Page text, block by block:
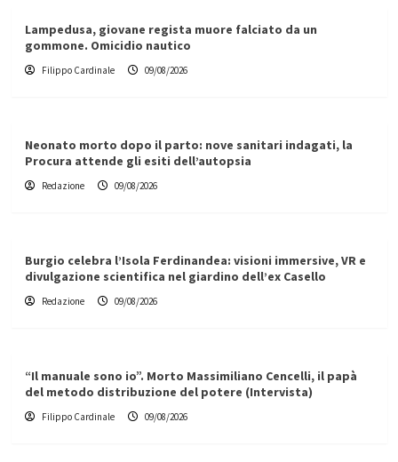
Lampedusa, giovane regista muore falciato da un
gommone. Omicidio nautico
Filippo Cardinale 09/08/2026
Neonato morto dopo il parto: nove sanitari indagati, la
Procura attende gli esiti dell’autopsia
Redazione 09/08/2026
Burgio celebra l’Isola Ferdinandea: visioni immersive, VR e
divulgazione scientifica nel giardino dell’ex Casello
Redazione 09/08/2026
“Il manuale sono io”. Morto Massimiliano Cencelli, il papà
del metodo distribuzione del potere (Intervista)
Filippo Cardinale 09/08/2026